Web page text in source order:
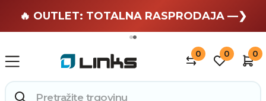
🏄 Zaslužuješ odmor —❯
🔥 OUTLET: TOTALNA RASPRODAJA —❯
0 0 0